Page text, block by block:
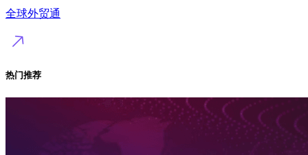
全球外贸通
热门推荐